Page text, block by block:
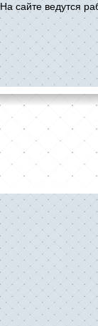
На сайте ведутся